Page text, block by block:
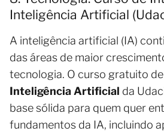
Inteligência Artificial
A inteligência artificial (IA)
das áreas de maior
tecnologia. O curso gratuito de
Inteligência Artificial da
base sólida para quem quer
fundamentos da IA, incluindo